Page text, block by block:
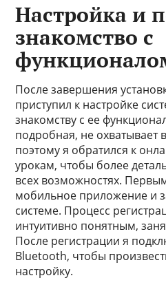
Настройка и
знакомство с
После завершения
приступил к настройке
знакомству с ее
подробная, не охватывает
поэтому я обратился к
урокам, чтобы более
всех возможностях.
мобильное приложение и
системе. Процесс
интуитивно понятным,
После регистрации я
Bluetooth, чтобы
настройку.